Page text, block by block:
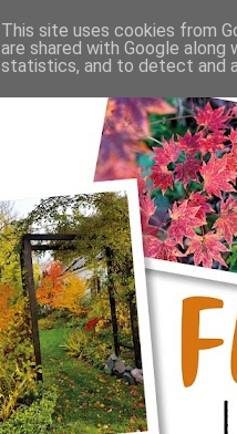
This site uses cookies from
are shared with Google
statistics, and to detect and